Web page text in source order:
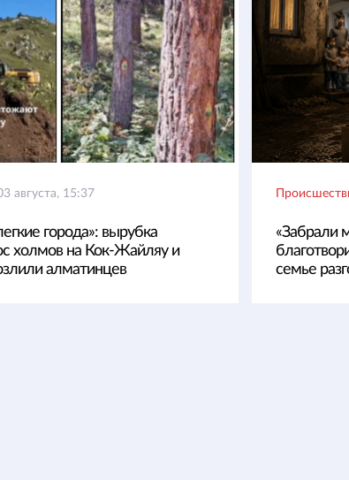
августа, 15:37
города»: вырубка
холмов на Кок-Жайляу и
алматинцев
«Забрали
семье